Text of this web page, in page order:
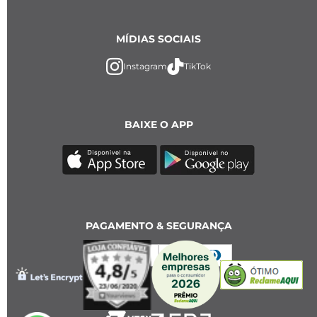
BAIXE O APP
MÍDIAS SOCIAIS
Instagram TikTok
PAGAMENTO & SEGURANÇA